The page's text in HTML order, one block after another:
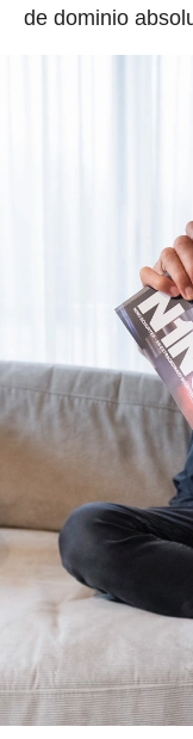
de dominio